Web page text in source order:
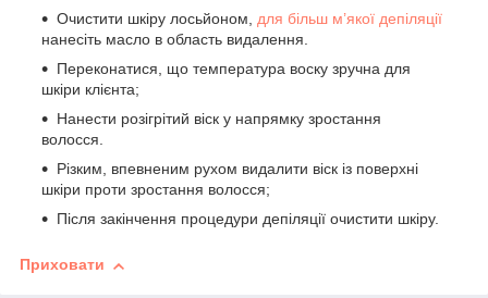
Очистити шкіру лосьйоном, для більш м’якої депіляції
нанесіть масло в область видалення.
Переконатися, що температура воску зручна для
шкіри клієнта;
Нанести розігрітий віск у напрямку зростання
волосся.
Різким, впевненим рухом видалити віск із поверхні
шкіри проти зростання волосся;
Після закінчення процедури депіляції очистити шкіру.
Приховати